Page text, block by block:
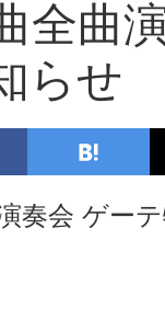
全曲
らせ
奏会 ゲー